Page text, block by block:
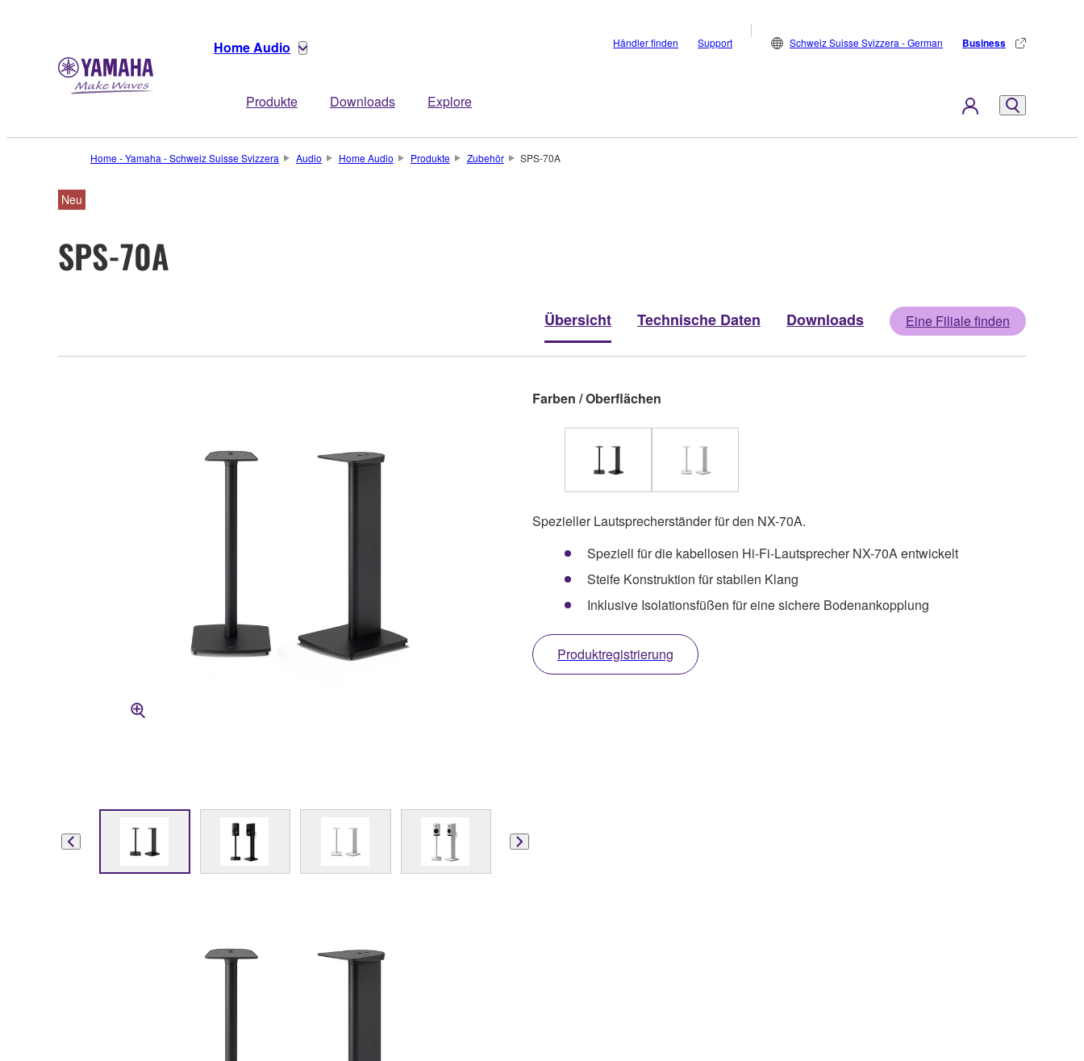
Home Audio
Produkte Downloads Explore
Händler finden Support Schweiz Suisse Svizzera - German Business
Home - Yamaha - Schweiz Suisse Svizzera Audio Home Audio Produkte Zubehör SPS-70A
Neu
SPS-70A
Übersicht Technische Daten Downloads Eine Filiale finden
Farben / Oberflächen
Spezieller Lautsprecherständer für den NX-70A.
Speziell für die kabellosen Hi-Fi-Lautsprecher NX-70A entwickelt
Steife Konstruktion für stabilen Klang
Inklusive Isolationsfüßen für eine sichere Bodenankopplung
Produktregistrierung